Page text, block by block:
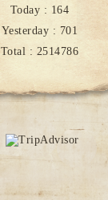
Today : 164
Yesterday : 701
Total : 2514786